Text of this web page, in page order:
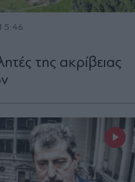
της ακρίβειας